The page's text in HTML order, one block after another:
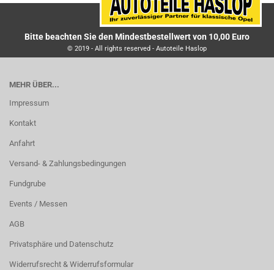
Bitte beachten Sie den Mindestbestellwert von 10,00 Euro
© 2019 - All rights reserved - Autoteile Haslop
MEHR ÜBER...
Impressum
Kontakt
Anfahrt
Versand- & Zahlungsbedingungen
Fundgrube
Events / Messen
AGB
Privatsphäre und Datenschutz
Widerrufsrecht & Widerrufsformular